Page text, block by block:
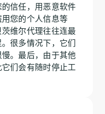
信任，用恶意软件
您的个人信息等
维尔代理往往连最
很多情况下，它们
。最后，由于其他
们会有随时停止工